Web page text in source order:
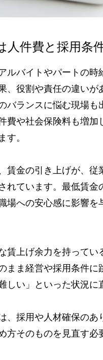
人件費と採用条
ルバイトやパートの
、役割や責任の違い
ランスに悩む現場も
費や社会保険料も増
す。
賃金の引き上げが、
れています。最低賃
場への安心感に影響
賃上げ余力を持ってい
まま経営や採用条件
しい」といった状況に
、採用や人材確保の
方そのものを見直す必